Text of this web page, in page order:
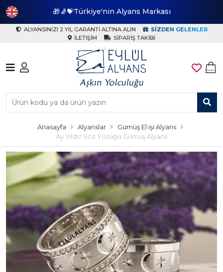
🎁🧦💝Türkiye'nin Alyans Markası
ALYANSINIZI 2 YIL GARANTI ALTINA ALIN
SIZDEN GELENLER
İLETIŞIM
SIPARIŞ TAKIBI
Anasayfa Alyanslar
Gümüş El işi Alyans
Ay Yıldız Söz Yüzüğü Gümüş Alyans